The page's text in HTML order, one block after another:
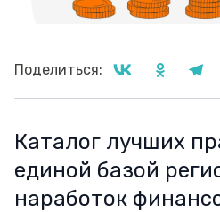
Поделиться:
Каталог лучших
единой базой
наработок